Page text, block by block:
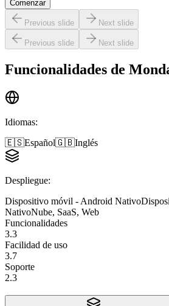
Comenzar
Previous slide Next slide
Previous slide Next slide
Funcionalidades de
Idiomas:
🇪🇸Español🇬🇧Inglés
Despliegue:
Dispositivo móvil - Android Nativo
NativoNube, SaaS, Web
Funcionalidades
3.3
Facilidad de uso
3.7
Soporte
2.3